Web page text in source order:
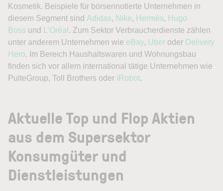
Kosmetik. Beispiele für börsennotierte Unternehmen in
diesem Segment sind Adidas, Nike, Hermès, Hugo
Boss und L’Oréal . Zum Sektor Verbraucherdienste zählen
unter anderem Unternehmen wie eBay, Uber oder Delivery
Hero. Im Bereich Haushaltswaren und Wohnungsbau
finden sich vor allem international tätige Unternehmen wie
PulteGroup, Toll Brothers oder iRobot.
Aktuelle Top und Flop Aktien
aus dem Supersektor
Konsumgüter und
Dienstleistungen